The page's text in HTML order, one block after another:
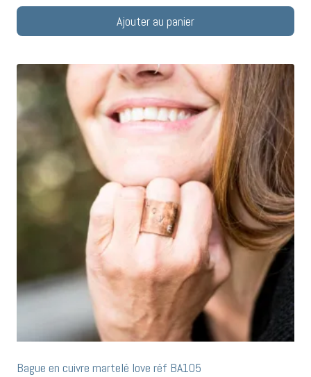
Ajouter au panier
Bague en cuivre martelé love réf BA105